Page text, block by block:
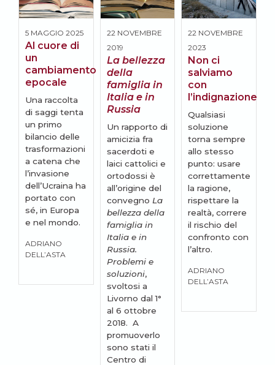
5 MAGGIO 2025
Al cuore di
un
cambiamento
epocale
Una raccolta
di saggi tenta
un primo
bilancio delle
trasformazioni
a catena che
l’invasione
dell’Ucraina ha
portato con
sé, in Europa
e nel mondo.
ADRIANO
DELL’ASTA
22 NOVEMBRE
2019
La bellezza
della
famiglia in
Italia e in
Russia
Un rapporto di
amicizia fra
sacerdoti e
laici cattolici e
ortodossi è
all’origine del
convegno La
bellezza della
famiglia in
Italia e in
Russia.
Problemi e
soluzioni,
svoltosi a
Livorno dal 1°
al 6 ottobre
2018. A
promuoverlo
sono stati il
Centro di
22 NOVEMBRE
2023
Non ci
salviamo
con
l’indignazione
Qualsiasi
soluzione
torna sempre
allo stesso
punto: usare
correttamente
la ragione,
rispettare la
realtà, correre
il rischio del
confronto con
l’altro.
ADRIANO
DELL’ASTA